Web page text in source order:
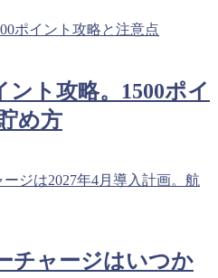
ト攻略。1500ポイ
め方
チャージはいつか